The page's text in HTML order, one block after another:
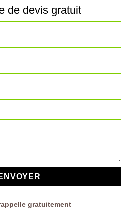
de devis gratuit
gratuitement